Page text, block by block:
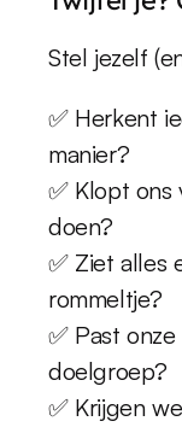
Stel jezelf
✅ Herkent
manier?
✅ Klopt
doen?
✅ Ziet alles
rommeltje?
✅ Past
doelgroep?
✅ Krijgen